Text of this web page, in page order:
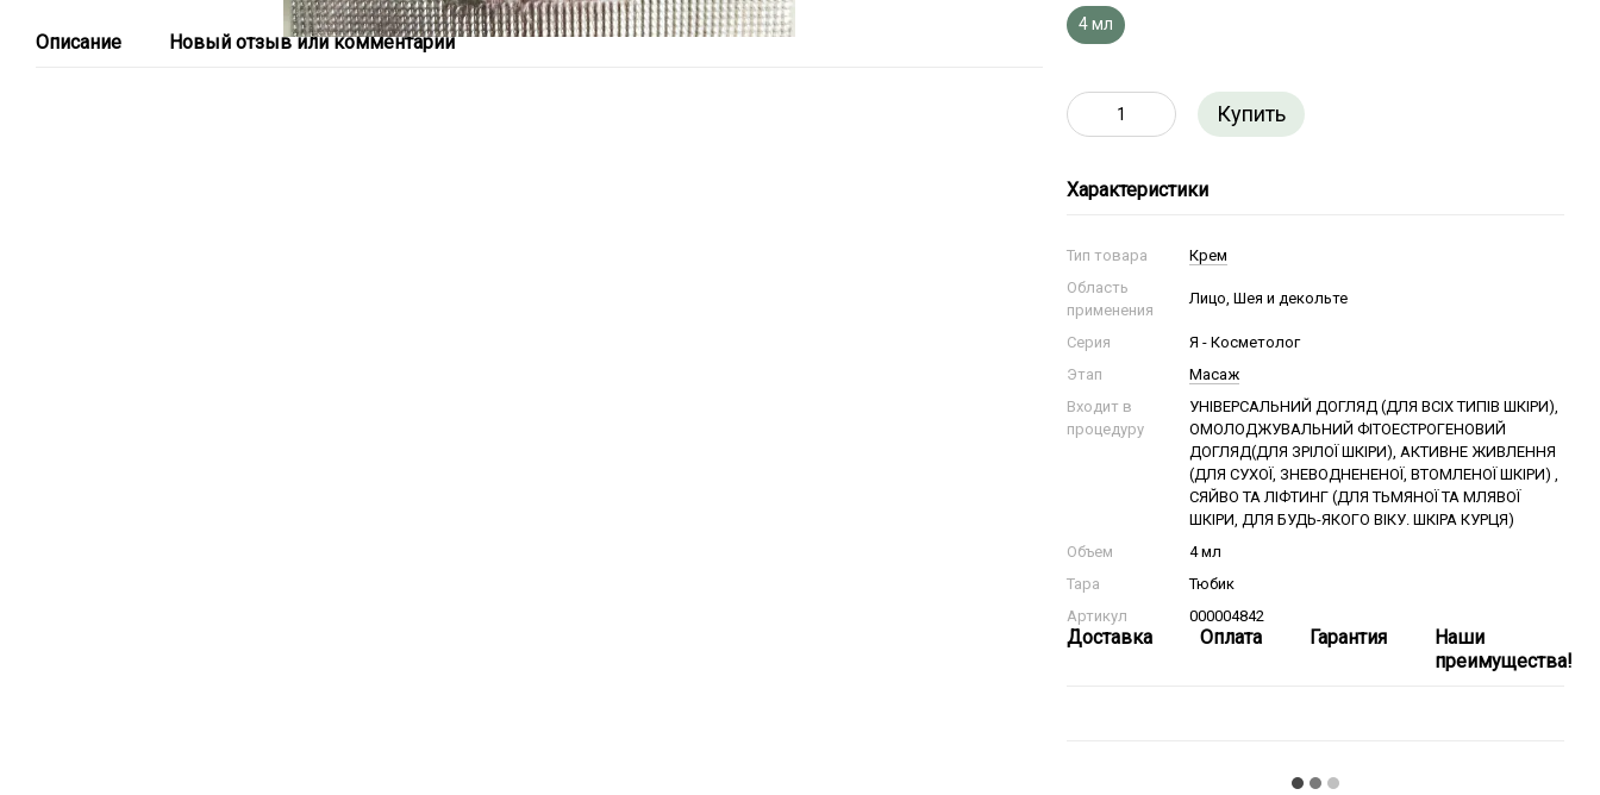
Описание Новый отзыв или комментарий
4 мл
Купить
Характеристики
Тип товара
Крем
Область
применения
Лицо, Шея и декольте
Серия
Я - Косметолог
Этап
Масаж
Входит в
процедуру
УНІВЕРСАЛЬНИЙ ДОГЛЯД (ДЛЯ ВСІХ ТИПІВ ШКІРИ),
ОМОЛОДЖУВАЛЬНИЙ ФІТОЕСТРОГЕНОВИЙ
ДОГЛЯД(ДЛЯ ЗРІЛОЇ ШКІРИ), АКТИВНЕ ЖИВЛЕННЯ
(ДЛЯ СУХОЇ, ЗНЕВОДНЕНЕНОЇ, ВТОМЛЕНОЇ ШКІРИ) ,
СЯЙВО ТА ЛІФТИНГ (ДЛЯ ТЬМЯНОЇ ТА МЛЯВОЇ
ШКІРИ, ДЛЯ БУДЬ-ЯКОГО ВІКУ. ШКІРА КУРЦЯ)
Объем
4 мл
Тара
Тюбик
Артикул
000004842
Доставка Оплата Гарантия
Наши
преимущества!